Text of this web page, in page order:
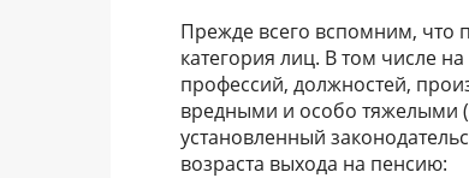
Прежде всего вспомним, что
категория лиц. В том числе
профессий, должностей,
вредными и особо тяжелыми
установленный
возраста выхода на пенсию: